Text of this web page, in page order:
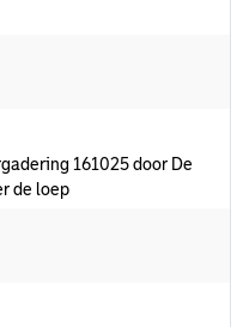
161025 door De
de loep